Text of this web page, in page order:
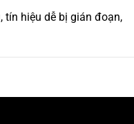
tín hiệu dễ bị gián đoạn,